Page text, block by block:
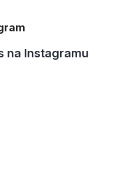
na Instagramu